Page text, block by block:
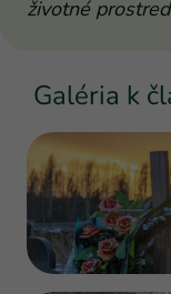
životné
Galéria k